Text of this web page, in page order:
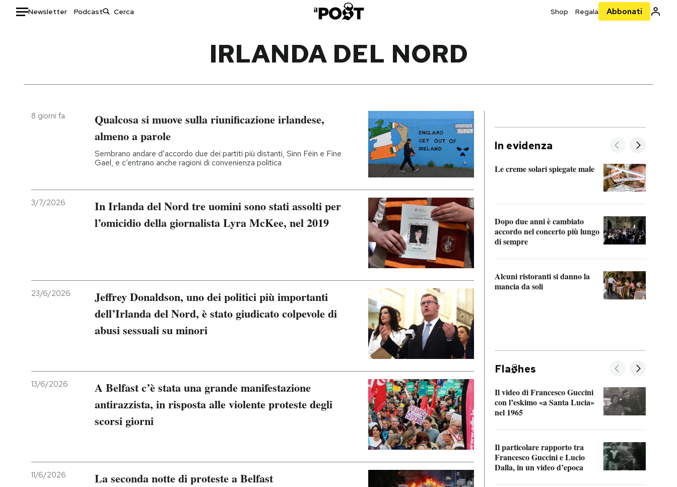
Newsletter Podcast Shop Regala Abbonati
Italia
Politica
Sport
Moda
Ok Boomer!
Media
Mondiali calcio 2026
NEWSLETTER
I MIEI PREFERITI
AREA PERSONALE
IRLANDA DEL NORD
8 giorni fa
Qualcosa si muove sulla riunificazione irlandese,
almeno a parole
Sembrano andare d’accordo due dei partiti più distanti, Sinn Féin e Fine
Gael, e c’entrano anche ragioni di convenienza politica
3/7/2026
In Irlanda del Nord tre uomini sono stati assolti per
l’omicidio della giornalista Lyra McKee, nel 2019
23/6/2026
Jeffrey Donaldson, uno dei politici più importanti
dell’Irlanda del Nord, è stato giudicato colpevole di
abusi sessuali su minori
13/6/2026
A Belfast c’è stata una grande manifestazione
antirazzista, in risposta alle violente proteste degli
scorsi giorni
11/6/2026 La seconda notte di proteste a Belfast
In evidenza
Le creme solari spiegate male
Dopo due anni è cambiato
accordo nel concerto più lungo
di sempre
Alcuni ristoranti si danno la
mancia da soli
Fla hes
Il video di Francesco Guccini
con l’eskimo «a Santa Lucia»
nel 1965
Il particolare rapporto tra
Francesco Guccini e Lucio
Dalla, in un video d’epoca